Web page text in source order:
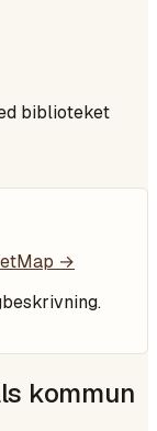
biblioteket
→
kommun